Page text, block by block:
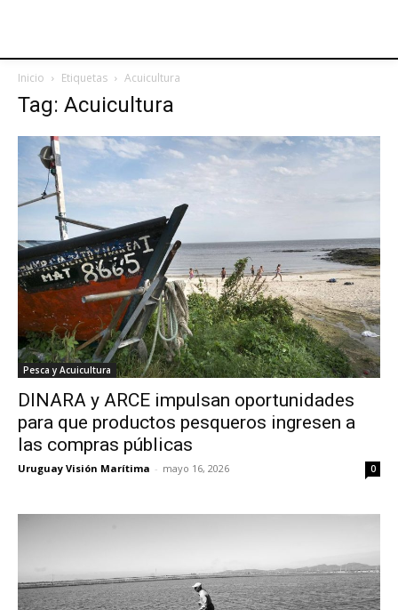
Inicio Etiquetas Acuicultura
Tag: Acuicultura
Pesca y Acuicultura
DINARA y ARCE impulsan oportunidades
para que productos pesqueros ingresen a
las compras públicas
Uruguay Visión Marítima - mayo 16, 2026 0